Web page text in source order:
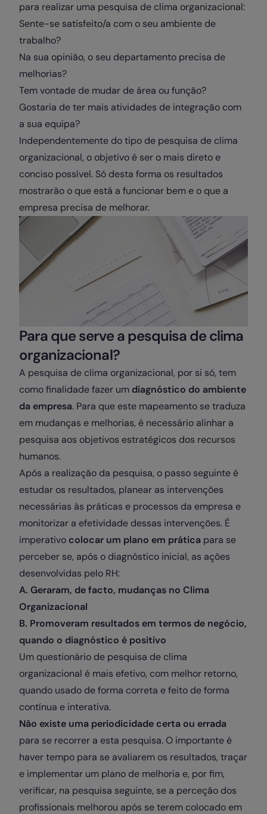
para realizar uma pesquisa de clima organizacional:
Sente-se satisfeito/a com o seu ambiente de
trabalho?
Na sua opinião, o seu departamento precisa de
melhorias?
Tem vontade de mudar de área ou função?
Gostaria de ter mais atividades de integração com
a sua equipa?
Independentemente do tipo de pesquisa de clima
organizacional, o objetivo é ser o mais direto e
conciso possível. Só desta forma os resultados
mostrarão o que está a funcionar bem e o que a
empresa precisa de melhorar.
Para que serve a pesquisa de clima
organizacional?
A pesquisa de clima organizacional, por si só, tem
como finalidade fazer um diagnóstico do ambiente
da empresa. Para que este mapeamento se traduza
em mudanças e melhorias, é necessário alinhar a
pesquisa aos objetivos estratégicos dos recursos
humanos.
Após a realização da pesquisa, o passo seguinte é
estudar os resultados, planear as intervenções
necessárias às práticas e processos da empresa e
monitorizar a efetividade dessas intervenções. É
imperativo colocar um plano em prática para se
perceber se, após o diagnóstico inicial, as ações
desenvolvidas pelo RH:
A. Geraram, de facto, mudanças no Clima
Organizacional
B. Promoveram resultados em termos de negócio,
quando o diagnóstico é positivo
Um questionário de pesquisa de clima
organizacional é mais efetivo, com melhor retorno,
quando usado de forma correta e feito de forma
contínua e interativa.
Não existe uma periodicidade certa ou errada
para se recorrer a esta pesquisa. O importante é
haver tempo para se avaliarem os resultados, traçar
e implementar um plano de melhoria e, por fim,
verificar, na pesquisa seguinte, se a perceção dos
profissionais melhorou após se terem colocado em